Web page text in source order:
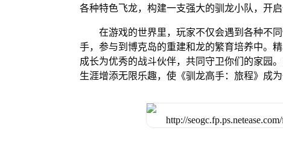
各种特色飞龙，构建一支强大的驯龙小队，开
在游戏的世界里，玩家不仅会遇到各种不
手，参与到博克岛的重建和龙的繁育培养中。
成长为优秀的战斗伙伴，共同守卫你们的家园
生涯增添无限乐趣，使《驯龙高手：旅程》成